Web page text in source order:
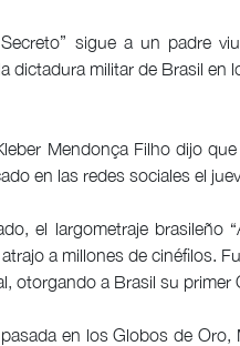
Secreto” sigue a un padre
dictadura militar de Brasil
Mendonça Filho dijo
en las redes sociales el
el largometraje brasileño
a millones de cinéfilos.
otorgando a Brasil su primer
en los Globos de